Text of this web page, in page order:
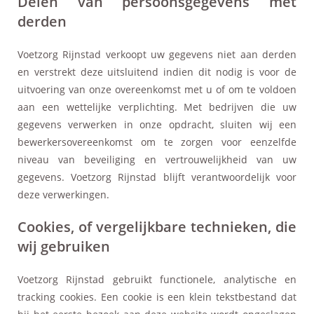
derden
Voetzorg Rijnstad verkoopt uw gegevens niet aan derden
en verstrekt deze uitsluitend indien dit nodig is voor de
uitvoering van onze overeenkomst met u of om te voldoen
aan een wettelijke verplichting. Met bedrijven die uw
gegevens verwerken in onze opdracht, sluiten wij een
bewerkersovereenkomst om te zorgen voor eenzelfde
niveau van beveiliging en vertrouwelijkheid van uw
gegevens. Voetzorg Rijnstad blijft verantwoordelijk voor
deze verwerkingen.
Cookies, of vergelijkbare technieken, die
wij gebruiken
Voetzorg Rijnstad gebruikt functionele, analytische en
tracking cookies. Een cookie is een klein tekstbestand dat